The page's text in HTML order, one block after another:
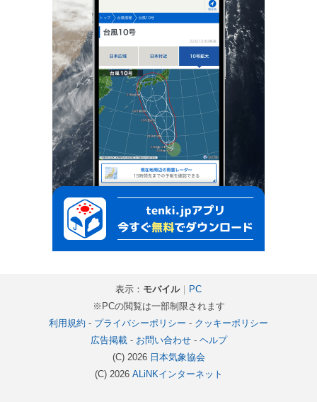
表示： モバイル｜ PC
※PCの閲覧は一部制限されます
利用規約 - プライバシーポリシー - クッキーポリシー
広告掲載- お問い合わせ- ヘルプ
(C) 2026 日本気象協会
(C) 2026 ALiNKインターネット